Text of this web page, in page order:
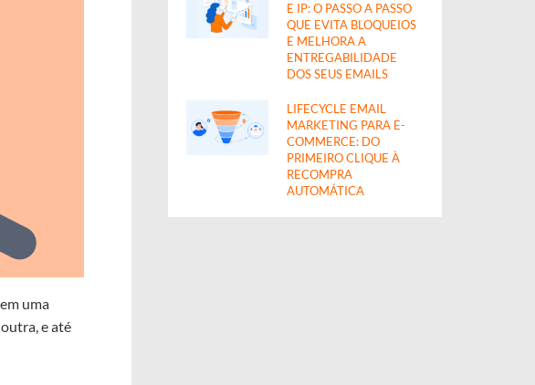
uma
e até
E IP: O PASSO A PASSO
QUE EVITA BLOQUEIOS
E MELHORA A
ENTREGABILIDADE
DOS SEUS EMAILS
LIFECYCLE EMAIL
MARKETING PARA E-
COMMERCE: DO
PRIMEIRO CLIQUE À
RECOMPRA
AUTOMÁTICA